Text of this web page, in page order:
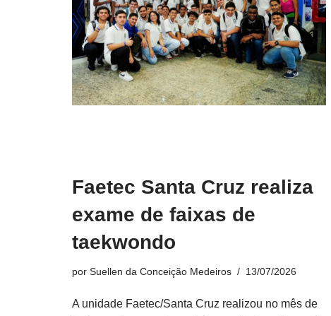
Faetec Santa Cruz realiza
exame de faixas de
taekwondo
por Suellen da Conceição Medeiros 13/07/2026
A unidade Faetec/Santa Cruz realizou no mês de